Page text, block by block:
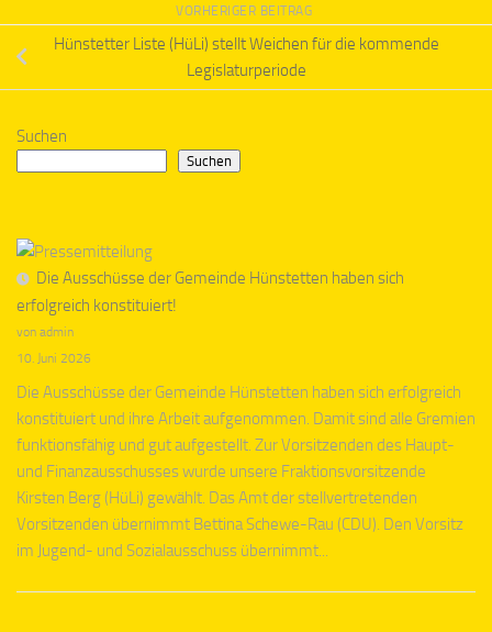
VORHERIGER BEITRAG
Hünstetter Liste (HüLi) stellt Weichen für die kommende
Legislaturperiode
Suchen
Suchen
Die Ausschüsse der Gemeinde Hünstetten haben sich
erfolgreich konstituiert!
von admin
10. Juni 2026
Die Ausschüsse der Gemeinde Hünstetten haben sich erfolgreich
konstituiert und ihre Arbeit aufgenommen. Damit sind alle Gremien
funktionsfähig und gut aufgestellt. Zur Vorsitzenden des Haupt-
und Finanzausschusses wurde unsere Fraktionsvorsitzende
Kirsten Berg (HüLi) gewählt. Das Amt der stellvertretenden
Vorsitzenden übernimmt Bettina Schewe-Rau (CDU). Den Vorsitz
im Jugend- und Sozialausschuss übernimmt...